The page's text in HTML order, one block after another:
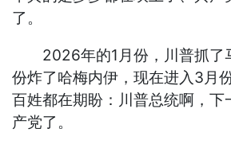
了。
2026年的1月份，川普抓了
份炸了哈梅内伊，现在进入3月
百姓都在期盼：川普总统啊，下
产党了。